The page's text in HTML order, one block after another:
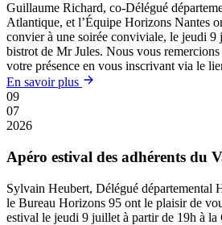
Guillaume Richard, co-Délégué
Atlantique, et l’Équipe Horizons Nantes
convier à une soirée conviviale, le jeudi 9
bistrot de Mr Jules. Nous vous
votre présence en vous inscrivant via le
En savoir plus
09
07
2026
Apéro estival des adhérents du
Sylvain Heubert, Délégué départemental
le Bureau Horizons 95 ont le plaisir de
estival le jeudi 9 juillet à partir de 19h à la